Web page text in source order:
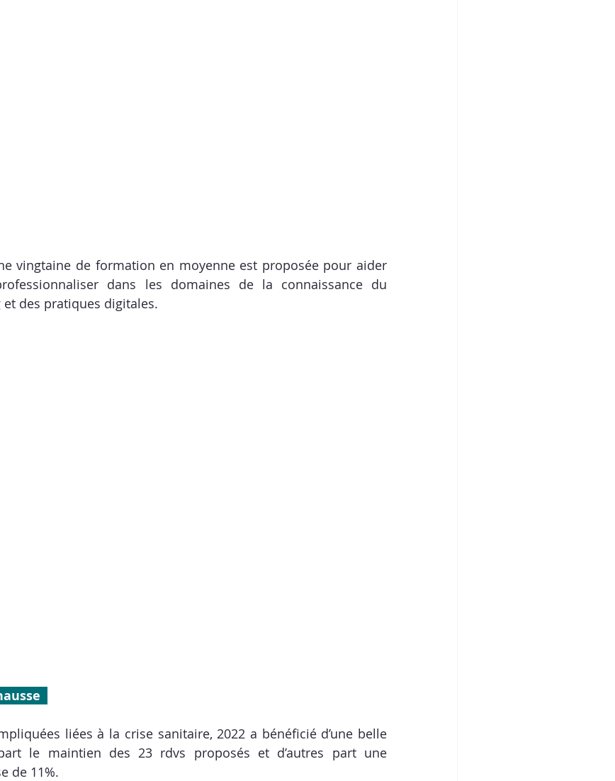
vingtaine de formation en moyenne est proposée pour aider
dans les domaines de la connaissance du
des pratiques digitales.
liées à la crise sanitaire, 2022 a bénéficié d’une belle
le maintien des 23 rdvs proposés et d’autres part une
de 11%.